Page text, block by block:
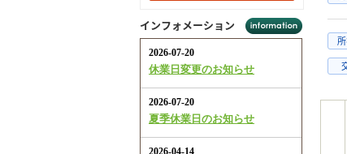
インフォメーション